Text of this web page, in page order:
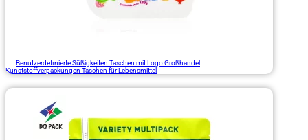
Benutzerdefinierte Süßigkeiten Taschen mit Logo Großhandel
Kunststoffverpackungen Taschen für Lebensmittel